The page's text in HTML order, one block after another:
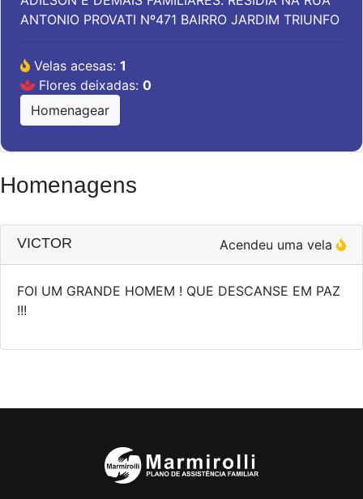
ANTONIO PROVATI Nº471 BAIRRO JARDIM TRIUNFO
Velas acesas: 1
Flores deixadas: 0
Homenagear
Homenagens
VICTOR Acendeu uma vela
FOI UM GRANDE HOMEM ! QUE DESCANSE EM PAZ
!!!